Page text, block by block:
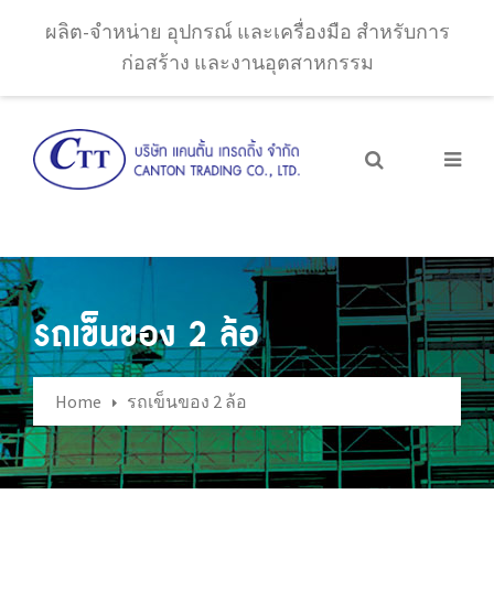
ผลิต-จำหน่าย อุปกรณ์ และเครื่องมือ สำหรับการ
ก่อสร้าง และงานอุตสาหกรรม
รถเข็นของ 2 ล้อ
Home รถเข็นของ 2 ล้อ